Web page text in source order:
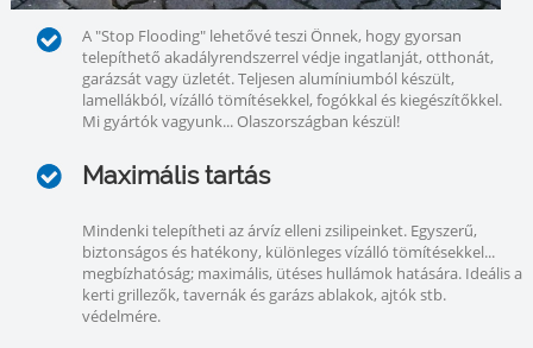
A "Stop Flooding" lehetővé teszi Önnek, hogy gyorsan
telepíthető akadályrendszerrel védje ingatlanját, otthonát,
garázsát vagy üzletét. Teljesen alumíniumból készült,
lamellákból, vízálló tömítésekkel, fogókkal és kiegészítőkkel.
Mi gyártók vagyunk... Olaszországban készül!
Maximális tartás
Mindenki telepítheti az árvíz elleni zsilipeinket. Egyszerű,
biztonságos és hatékony, különleges vízálló tömítésekkel...
megbízhatóság; maximális, ütéses hullámok hatására. Ideális a
kerti grillezők, tavernák és garázs ablakok, ajtók stb.
védelmére.